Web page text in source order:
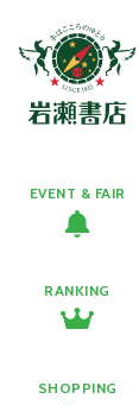
EVENT & FAIR
RANKING
SHOPPING